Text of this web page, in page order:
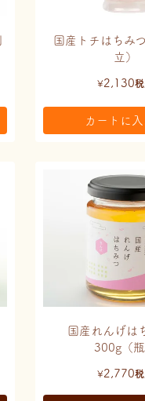
国産トチはちみ
立）
¥2,130
カートに入
国産れんげは
300g（瓶
¥2,770